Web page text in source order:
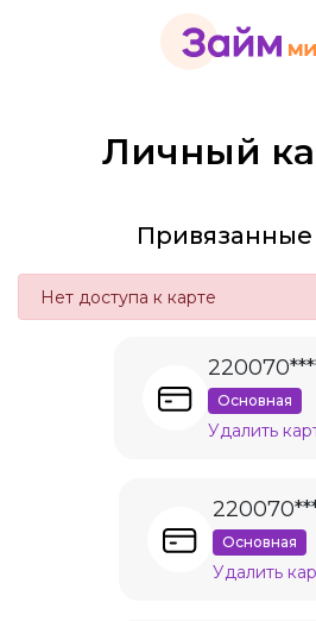
Личный
Привязанные
Нет доступа к карте
Основная
Удалить
Основная
Удалить